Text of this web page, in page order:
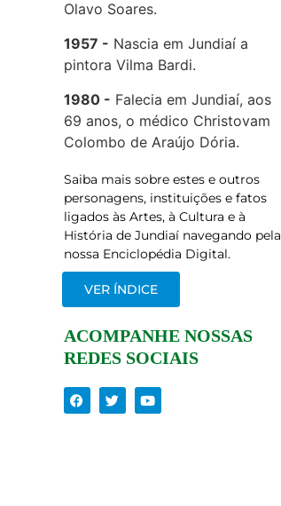
Olavo Soares.
1957
Nascia em Jundiaí a
pintora Vilma Bardi.
1980
Falecia em Jundiaí, aos
69 anos, o médico Christovam
Colombo de Araújo Dória.
Saiba mais sobre estes e outros
personagens, instituições e fatos
ligados às Artes, à Cultura e à
História de Jundiaí navegando pela
nossa Enciclopédia Digital.
VER ÍNDICE
ACOMPANHE NOSSAS
REDES SOCIAIS